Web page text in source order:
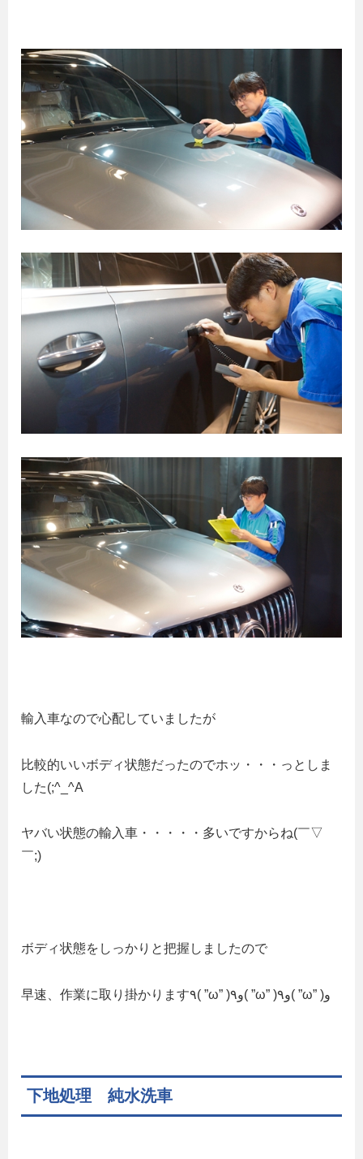
輸入車なので心配していましたが
比較的いいボディ状態だったのでホッ・・・っとしま
した(;^_^A
ヤバい状態の輸入車・・・・・多いですからね(￣▽
￣;)
ボディ状態をしっかりと把握しましたので
早速、作業に取り掛かります٩( ”ω” )و٩( ”ω” )و٩( ”ω” )و
下地処理 純水洗車